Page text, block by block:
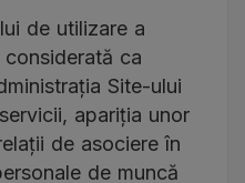
de utilizare a
ca
Site-ului
apariția unor
de asociere în
de muncă